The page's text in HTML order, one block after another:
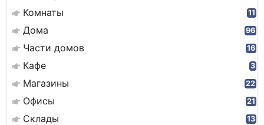
Комнаты 11
Дома 96
Части домов 16
Кафе 3
Магазины 22
Офисы 21
Склады 13